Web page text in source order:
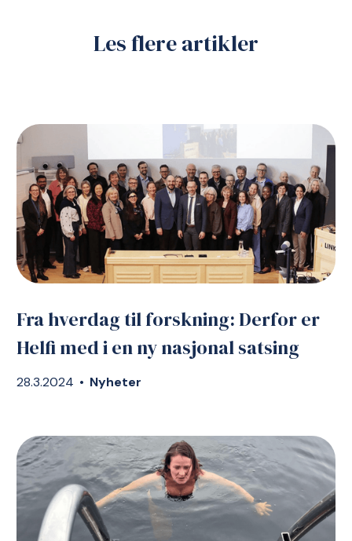
Les flere artikler
Fra hverdag til forskning: Derfor er
Helfi med i en ny nasjonal satsing
28.3.2024 • Nyheter